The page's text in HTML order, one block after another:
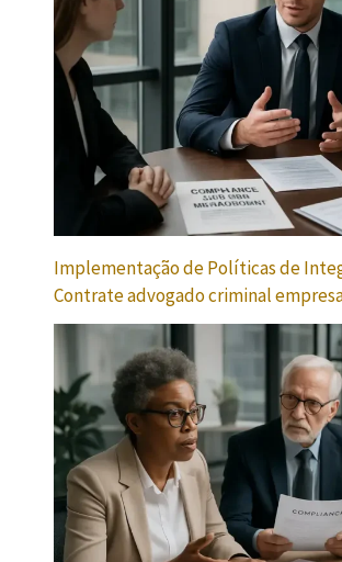
Implementação de Políticas de
Contrate advogado criminal